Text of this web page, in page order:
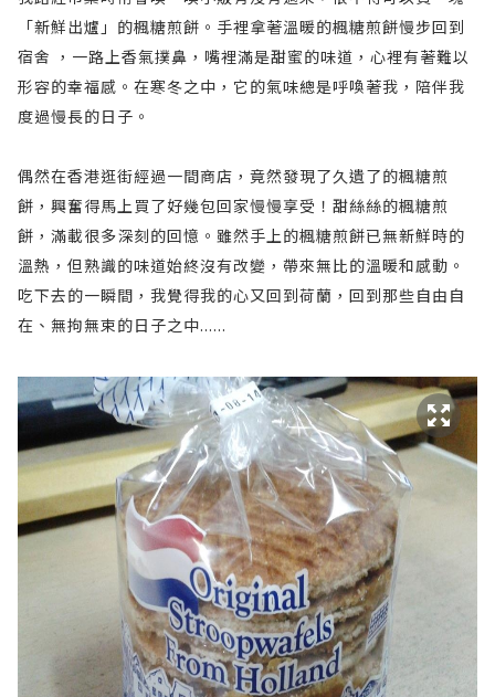
「新鮮出爐」的楓糖煎餅。手裡拿著溫暖的楓糖煎餅慢步回到
宿舍 ，一路上香氣撲鼻，嘴裡滿是甜蜜的味道，心裡有著難以
形容的幸福感。在寒冬之中，它的氣味總是呼喚著我，陪伴我
度過慢長的日子。
偶然在香港逛街經過一間商店，竟然發現了久遺了的楓糖煎
餅，興奮得馬上買了好幾包回家慢慢享受！甜絲絲的楓糖煎
餅，滿載很多深刻的回憶。雖然手上的楓糖煎餅已無新鮮時的
溫熱，但熟識的味道始終沒有改變，帶來無比的溫暖和感動。
吃下去的一瞬間，我覺得我的心又回到荷蘭，回到那些自由自
在、無拘無束的日子之中......